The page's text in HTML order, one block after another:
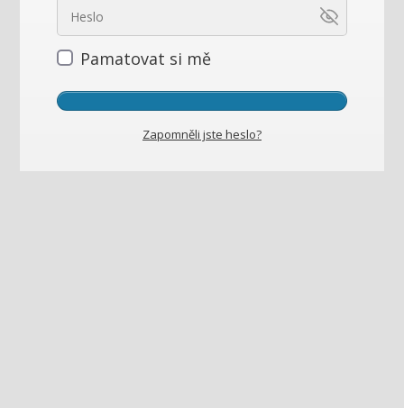
Pamatovat si mě
Zapomněli jste heslo?